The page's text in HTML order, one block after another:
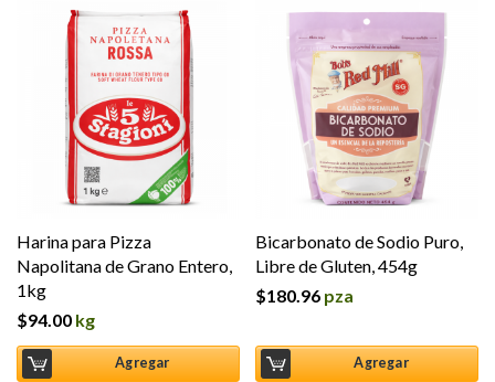
Harina para Pizza
Napolitana de Grano Entero,
1kg
$94.00 kg
Agregar
Bicarbonato de Sodio Puro,
Libre de Gluten, 454g
$180.96 pza
Agregar